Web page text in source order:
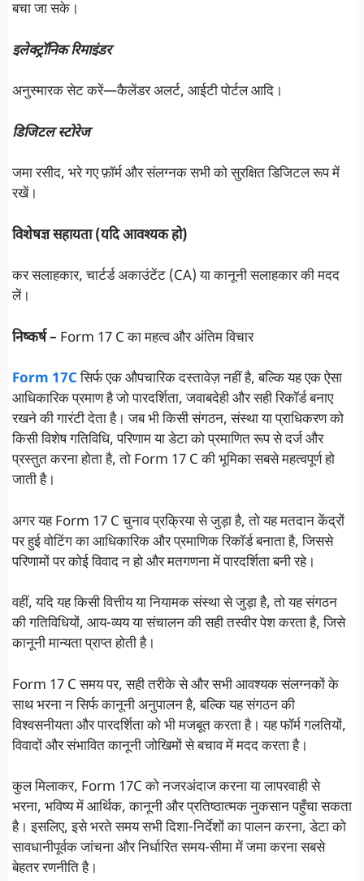
बचा जा सके।
इलेक्ट्रॉनिक रिमाइंडर
अनुस्मारक सेट करें—कैलेंडर अलर्ट, आईटी पोर्टल आदि।
डिजिटल स्टोरेज
जमा रसीद, भरे गए फ़ॉर्म और संलग्नक सभी को सुरक्षित डिजिटल रूप में
रखें।
विशेषज्ञ सहायता (यदि आवश्यक हो)
कर सलाहकार, चार्टर्ड अकाउंटेंट (CA) या कानूनी सलाहकार की मदद
लें।
निष्कर्ष – Form 17 C का महत्व और अंतिम विचार
Form 17Cसिर्फ एक औपचारिक दस्तावेज़ नहीं है, बल्कि यह एक ऐसा
आधिकारिक प्रमाण है जो पारदर्शिता, जवाबदेही और सही रिकॉर्ड बनाए
रखने की गारंटी देता है। जब भी किसी संगठन, संस्था या प्राधिकरण को
किसी विशेष गतिविधि, परिणाम या डेटा को प्रमाणित रूप से दर्ज और
प्रस्तुत करना होता है, तो Form 17 C की भूमिका सबसे महत्वपूर्ण हो
जाती है।
अगर यह Form 17 C चुनाव प्रक्रिया से जुड़ा है, तो यह मतदान केंद्रों
पर हुई वोटिंग का आधिकारिक और प्रमाणिक रिकॉर्ड बनाता है, जिससे
परिणामों पर कोई विवाद न हो और मतगणना में पारदर्शिता बनी रहे।
वहीं, यदि यह किसी वित्तीय या नियामक संस्था से जुड़ा है, तो यह संगठन
की गतिविधियों, आय-व्यय या संचालन की सही तस्वीर पेश करता है, जिसे
कानूनी मान्यता प्राप्त होती है।
Form 17 C समय पर, सही तरीके से और सभी आवश्यक संलग्नकों के
साथ भरना न सिर्फ कानूनी अनुपालन है, बल्कि यह संगठन की
विश्वसनीयता और पारदर्शिता को भी मजबूत करता है। यह फॉर्म गलतियों,
विवादों और संभावित कानूनी जोखिमों से बचाव में मदद करता है।
कुल मिलाकर, Form 17C को नजरअंदाज करना या लापरवाही से
भरना, भविष्य में आर्थिक, कानूनी और प्रतिष्ठात्मक नुकसान पहुँचा सकता
है। इसलिए, इसे भरते समय सभी दिशा-निर्देशों का पालन करना, डेटा को
सावधानीपूर्वक जांचना और निर्धारित समय-सीमा में जमा करना सबसे
बेहतर रणनीति है।